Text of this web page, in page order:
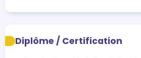
Diplôme / Certification